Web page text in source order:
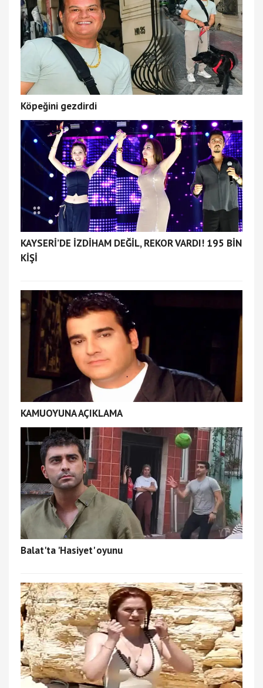
Köpeğini gezdirdi
KAYSERİ’DE İZDİHAM DEĞİL, REKOR VARDI! 195 BİN
KİŞİ
KAMUOYUNA AÇIKLAMA
Balat'ta 'Hasiyet' oyunu